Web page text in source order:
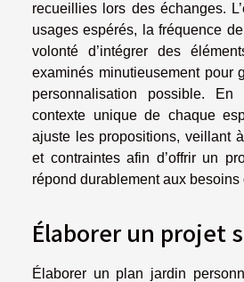
recueillies lors des échanges.
usages espérés, la fréquence
volonté d’intégrer des
examinés minutieusement pour
personnalisation possible. En
contexte unique de chaque
ajuste les propositions, veillant
et contraintes afin d’offrir un
répond durablement aux besoins
Élaborer un projet
Élaborer un plan jardin